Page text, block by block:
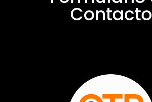
Contacto